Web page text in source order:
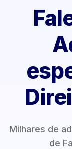
Milhares de
de